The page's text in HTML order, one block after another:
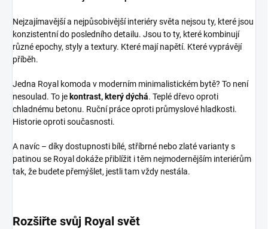
Nejzajímavější a nejpůsobivější interiéry světa nejsou ty, které jsou
konzistentní do posledního detailu. Jsou to ty, které kombinují
různé epochy, styly a textury. Které mají napětí. Které vyprávějí
příběh.
Jedna Royal komoda v moderním minimalistickém bytě? To není
nesoulad. To je kontrast, který dýchá. Teplé dřevo oproti
chladnému betonu. Ruční práce oproti průmyslové hladkosti.
Historie oproti současnosti.
A navíc – díky dostupnosti bílé, stříbrné nebo zlaté varianty s
patinou se Royal dokáže přiblížit i těm nejmodernějším interiérům
tak, že budete přemýšlet, jestli tam vždy nestála.
Rozšiřte svůj Royal svět